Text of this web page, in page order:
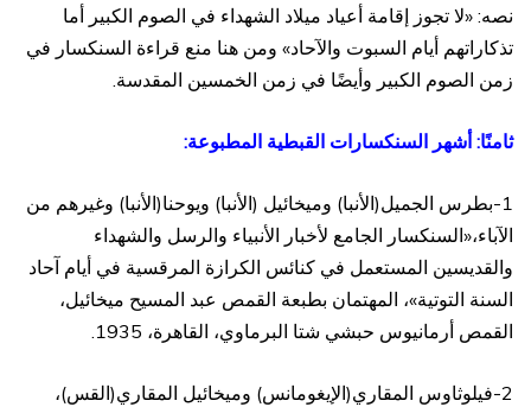
نصه: «لا تجوز إقامة أعياد ميلاد الشهداء في الصوم الكبير أما
تذكاراتهم أيام السبوت والآحاد» ومن هنا منع قراءة السنكسار في
زمن الصوم الكبير وأيضًا في زمن الخمسين المقدسة.
ثامنًا: أشهر السنكسارات القبطية المطبوعة:
1-بطرس الجميل(الأنبا) وميخائيل (الأنبا) ويوحنا(الأنبا) وغيرهم من
الآباء،«السنكسار الجامع لأخبار الأنبياء والرسل والشهداء
والقديسين المستعمل في كنائس الكرازة المرقسية في أيام آحاد
السنة التوتية»، المهتمان بطبعة القمص عبد المسيح ميخائيل،
القمص أرمانيوس حبشي شتا البرماوي، القاهرة، 1935.
2-فيلوثاوس المقاري(الإيغومانس) وميخائيل المقاري(القس)،